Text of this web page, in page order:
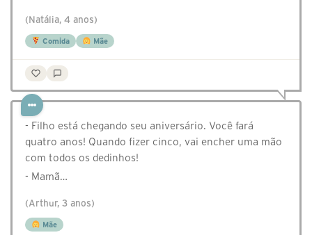
(Natália, 4 anos)
Comida Mãe
- Filho está chegando seu aniversário. Você fará
quatro anos! Quando fizer cinco, vai encher uma mão
com todos os dedinhos!
- Mamã…
(Arthur, 3 anos)
Mãe